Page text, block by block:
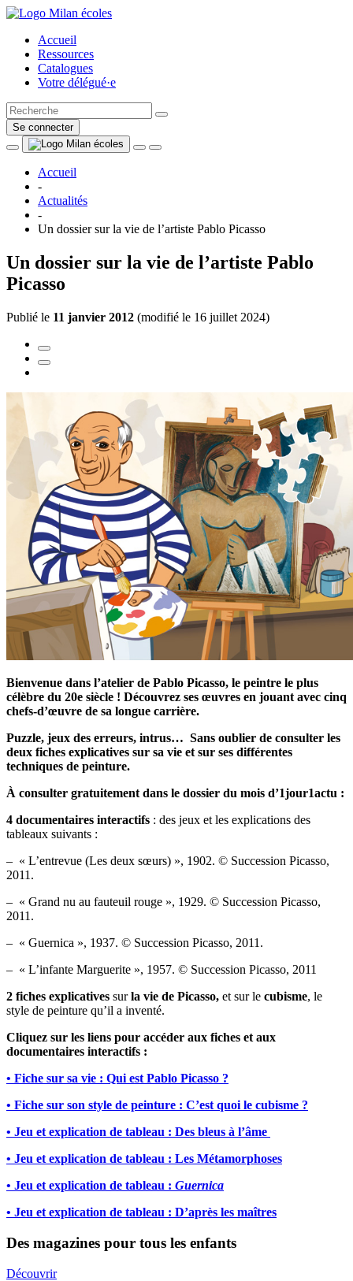
Accueil
Ressources
Catalogues
Votre délégué·e
Se connecter
Accueil
-
Actualités
-
Un dossier sur la vie de l’artiste Pablo Picasso
Un dossier sur la vie de l’artiste Pablo
Picasso
Publié le 11 janvier 2012 (modifié le 16 juillet 2024)
Bienvenue dans l’atelier de Pablo Picasso, le peintre le plus
célèbre du 20e siècle ! Découvrez ses œuvres en jouant avec cinq
chefs-d’œuvre de sa longue carrière.
Puzzle, jeux des erreurs, intrus… Sans oublier de consulter les
deux fiches explicatives sur sa vie et sur ses différentes
techniques de peinture.
À consulter gratuitement dans le dossier du mois d’1jour1actu :
4 documentaires interactifs : des jeux et les explications des
tableaux suivants :
– « L’entrevue (Les deux sœurs) », 1902. © Succession Picasso,
2011.
– « Grand nu au fauteuil rouge », 1929. © Succession Picasso,
2011.
– « Guernica », 1937. © Succession Picasso, 2011.
– « L’infante Marguerite », 1957. © Succession Picasso, 2011
2 fiches explicatives surla vie de Picasso, et sur le cubisme, le
style de peinture qu’il a inventé.
Cliquez sur les liens pour accéder aux fiches et aux
documentaires interactifs :
• Fiche sur sa vie : Qui est Pablo Picasso ?
• Fiche sur son style de peinture : C’est quoi le cubisme ?
• Jeu et explication de tableau : Des bleus à l’âme
• Jeu et explication de tableau : Les Métamorphoses
• Jeu et explication de tableau : Guernica
• Jeu et explication de tableau : D’après les maîtres
Des magazines pour tous les enfants
Découvrir